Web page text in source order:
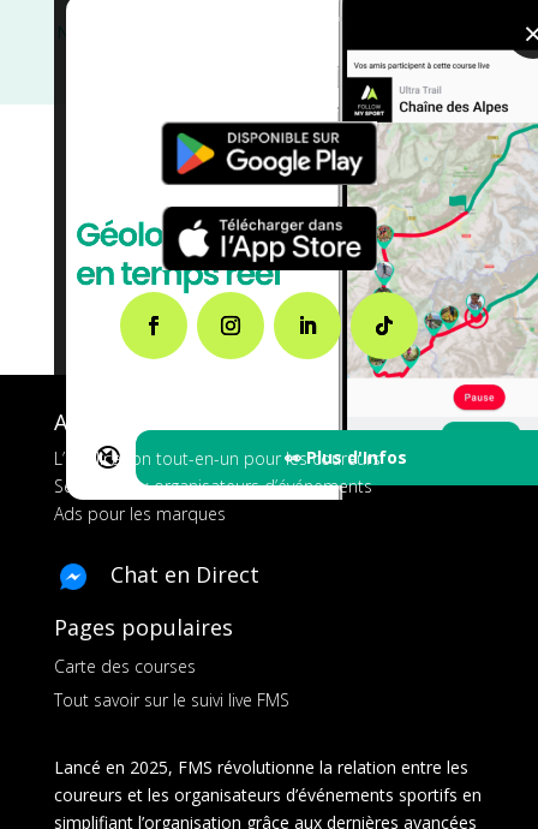
🔇 👀 Plus d'Infos
Nouvelle Aquitaine
Dénivelé Faible/courses/
Charente Maritime Avril
A propos de FMS
L’application tout-en-un pour les coureurs
Services aux organisateurs d’événements
Ads pour les marques
Chat en Direct
Pages populaires
Carte des courses
Tout savoir sur le suivi live FMS
Lancé en 2025, FMS révolutionne la relation entre les
coureurs et les organisateurs d’événements sportifs en
simplifiant l’organisation grâce aux dernières avancées